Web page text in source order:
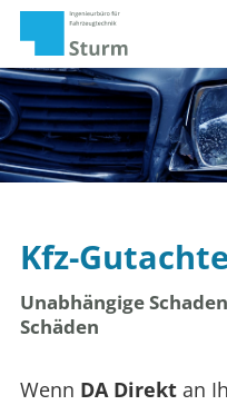
Kfz-
Unabhängige
Schäden
Wenn DA Direktan